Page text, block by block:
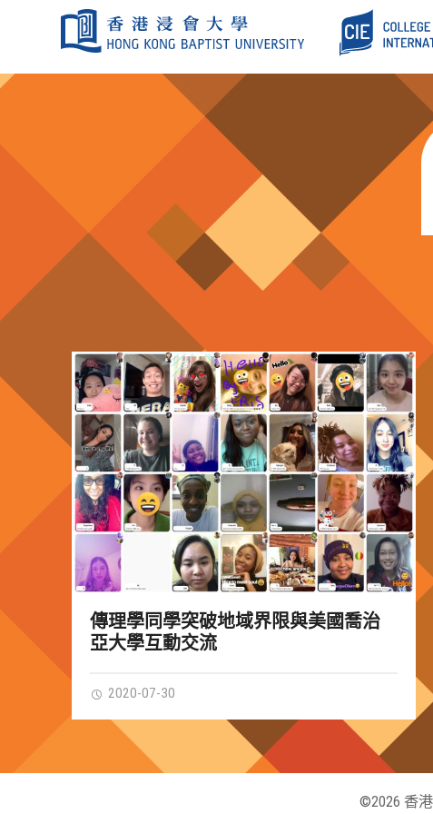
傳理學同學突破地域界限與美國喬治
亞大學互動交流
2020-07-30
©2026 香